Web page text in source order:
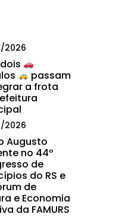
2026
passam
a frota
2026
Augusto
no 44º
de
do RS e
de
e Economia
da FAMURS